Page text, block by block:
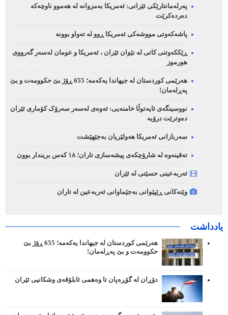
پەرلەمانتارێکی ئێرانی: ئەمریکا بەمزوانە لە هەموو ناوچەکە
دەردەکرێت
پاشەکەوتی مووشەکی ئەمریکا ڕوو لە تەواو بوونە
ڕێککەوتنی کاتی لە نێوان ئێران ، ئەمریکا و عومان لەسەر گەرووی
هورموز
هەرێمی کوردستان لە جیهاندا یەکەمە؛ 655 ڕۆژ بێ حکوومەت و بێ
پەڕلەمان!
نووسینگەی ئایەتوڵا خامنەیی: ئەوەی لەسەر سەرۆک کۆماری ئێران
دەوترێت درۆیە
سەربازانی ئەمریکا هەولێریان بەجێهێشت
تەقینەوە لە شارۆچکەی پیشەسازی تاران؛ ١٨ کەس بریندار بوون
ئەربەعینی حسێنی لە ئێران
وێنەکانی ڕێپێوانی بەجێماوانی ئەربەعین لە تاران
یادداشت
هەرێمی کوردستان لە جیهاندا یەکەمە؛ 655 ڕۆژ بێ
حکوومەت و بێ پەڕلەمان!
دۆڕان لە گۆڕەپان تا وەهمی ئابلۆقەی وشکانیی ئێران